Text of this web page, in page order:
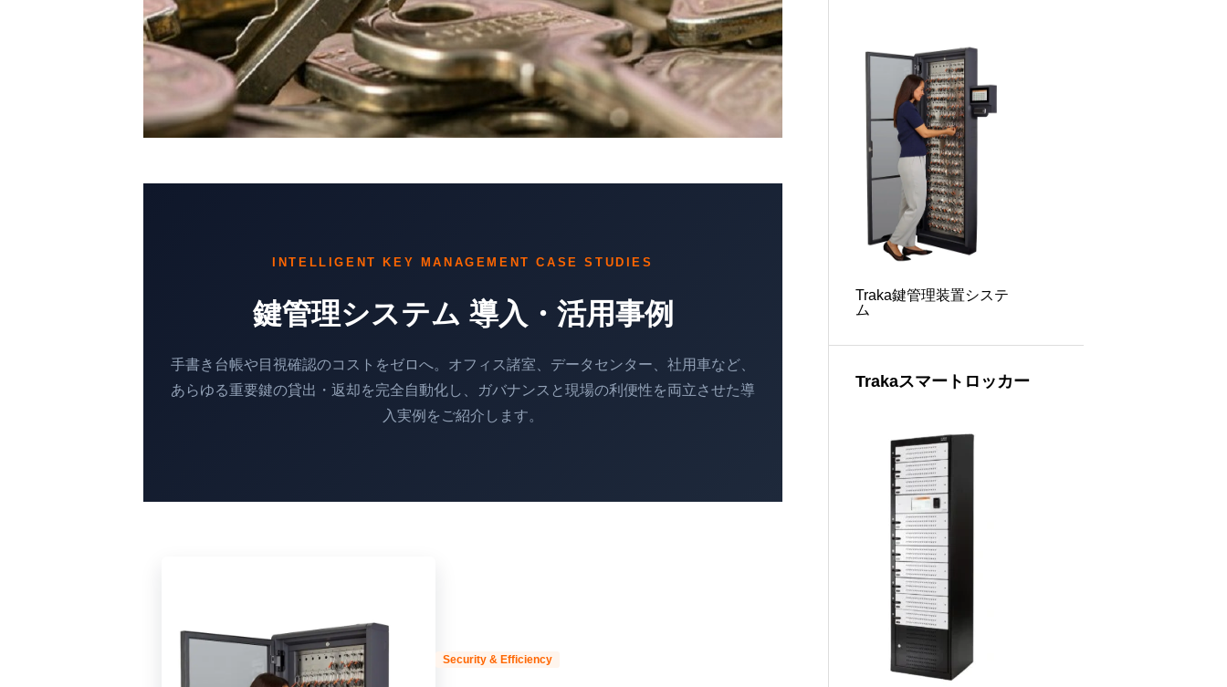
INTELLIGENT KEY MANAGEMENT CASE STUDIES
鍵管理システム 導入・活用事例
手書き台帳や目視確認のコストをゼロへ。オフィス諸室、データセンター、社用車など、
あらゆる重要鍵の貸出・返却を完全自動化し、ガバナンスと現場の利便性を両立させた導
入実例をご紹介します。
Security & Efficiency
Traka鍵管理装置システ
ム
Trakaスマートロッカー